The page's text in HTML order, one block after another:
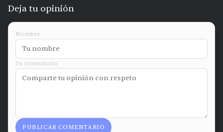
Deja tu opinión
Nombre
Tu comentario
PUBLICAR COMENTARIO